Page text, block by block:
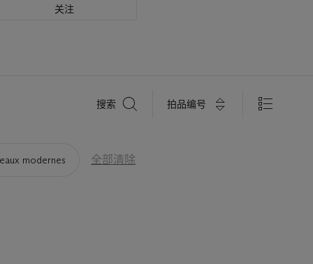
关注
搜索 拍品编号
modernes 全部清除